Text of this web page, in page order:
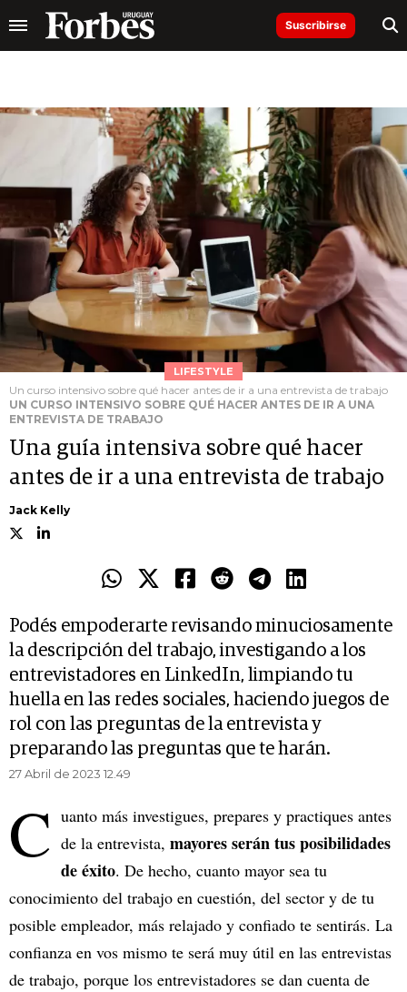
Suscribirse
LIFESTYLE
Un curso intensivo sobre qué hacer antes de ir a una entrevista de trabajo
UN CURSO INTENSIVO SOBRE QUÉ HACER ANTES DE IR A UNA
ENTREVISTA DE TRABAJO
Una guía intensiva sobre qué hacer
antes de ir a una entrevista de trabajo
Jack Kelly
Podés empoderarte revisando minuciosamente
la descripción del trabajo, investigando a los
entrevistadores en LinkedIn, limpiando tu
huella en las redes sociales, haciendo juegos de
rol con las preguntas de la entrevista y
preparando las preguntas que te harán.
27 Abril de 2023 12.49
C uanto más investigues, prepares y practiques antes
de la entrevista, mayores serán tus posibilidades
de éxito. De hecho, cuanto mayor sea tu
conocimiento del trabajo en cuestión, del sector y de tu
posible empleador, más relajado y confiado te sentirás. La
confianza en vos mismo te será muy útil en las entrevistas
de trabajo, porque los entrevistadores se dan cuenta de